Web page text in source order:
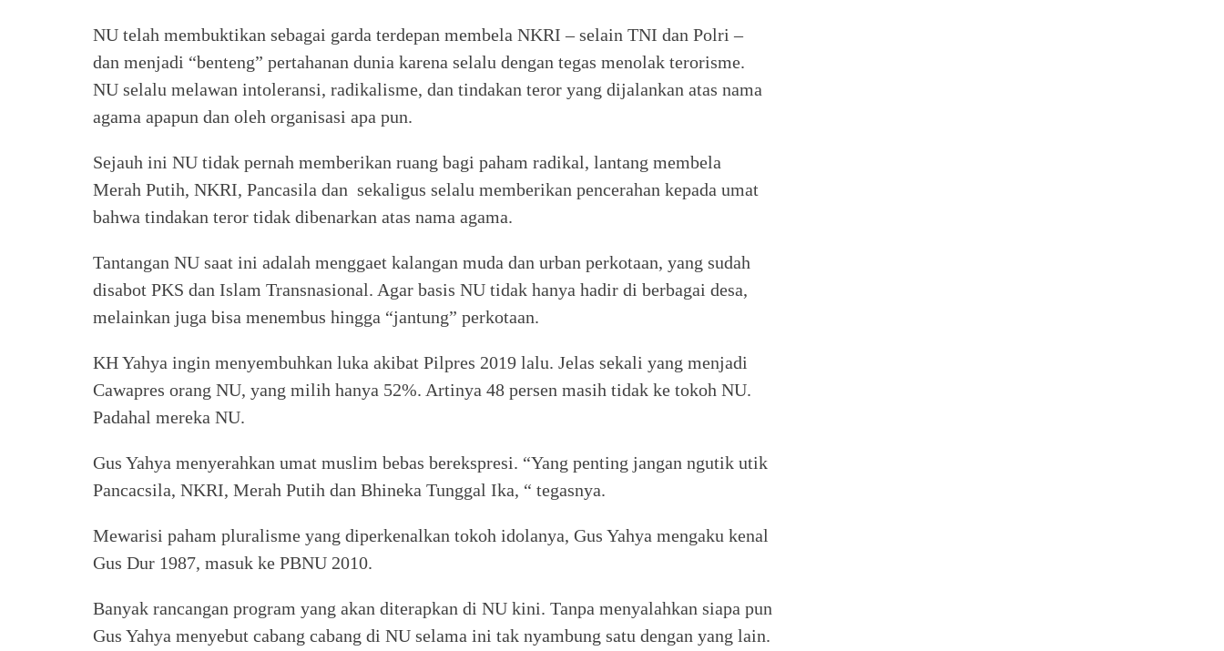
NU telah membuktikan sebagai garda terdepan membela NKRI – selain TNI dan Polri –
dan menjadi “benteng” pertahanan dunia karena selalu dengan tegas menolak terorisme.
NU selalu melawan intoleransi, radikalisme, dan tindakan teror yang dijalankan atas nama
agama apapun dan oleh organisasi apa pun.
Sejauh ini NU tidak pernah memberikan ruang bagi paham radikal, lantang membela
Merah Putih, NKRI, Pancasila dan sekaligus selalu memberikan pencerahan kepada umat
bahwa tindakan teror tidak dibenarkan atas nama agama.
Tantangan NU saat ini adalah menggaet kalangan muda dan urban perkotaan, yang sudah
disabot PKS dan Islam Transnasional. Agar basis NU tidak hanya hadir di berbagai desa,
melainkan juga bisa menembus hingga “jantung” perkotaan.
KH Yahya ingin menyembuhkan luka akibat Pilpres 2019 lalu. Jelas sekali yang menjadi
Cawapres orang NU, yang milih hanya 52%. Artinya 48 persen masih tidak ke tokoh NU.
Padahal mereka NU.
Gus Yahya menyerahkan umat muslim bebas berekspresi. “Yang penting jangan ngutik utik
Pancacsila, NKRI, Merah Putih dan Bhineka Tunggal Ika, “ tegasnya.
Mewarisi paham pluralisme yang diperkenalkan tokoh idolanya, Gus Yahya mengaku kenal
Gus Dur 1987, masuk ke PBNU 2010.
Banyak rancangan program yang akan diterapkan di NU kini. Tanpa menyalahkan siapa pun
Gus Yahya menyebut cabang cabang di NU selama ini tak nyambung satu dengan yang lain.